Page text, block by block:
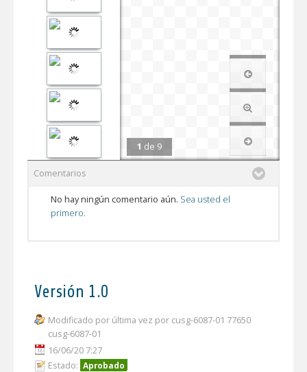
1 de 9
Comentarios
No hay ningún comentario aún. Sea usted el
primero.
Versión 1.0
Modificado por última vez por cusg-6087-01 77650
cusg-6087-01
16/06/20 7:27
Estado: Aprobado